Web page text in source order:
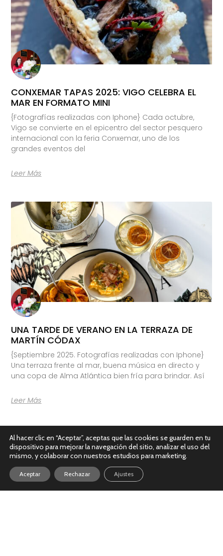
CONXEMAR TAPAS 2025: VIGO CELEBRA EL
MAR EN FORMATO MINI
{Fotografías realizadas con Iphone} Cada octubre,
Vigo se convierte en el epicentro del sector pesquero
internacional con la feria Conxemar, uno de los
grandes eventos del
Leer Más
UNA TARDE DE VERANO EN LA TERRAZA DE
MARTÍN CÓDAX
{Septiembre 2025. Fotografías realizadas con Iphone}
Una terraza frente al mar, buena música en directo y
una copa de Alma Atlántica bien fría para brindar. Así
Leer Más
Al hacer clic en “Aceptar”, aceptas que las cookies se guarden en tu
dispositivo para mejorar la navegación del sitio, analizar el uso del
mismo, y colaborar con nuestros estudios para marketing.
Aceptar Rechazar Ajustes